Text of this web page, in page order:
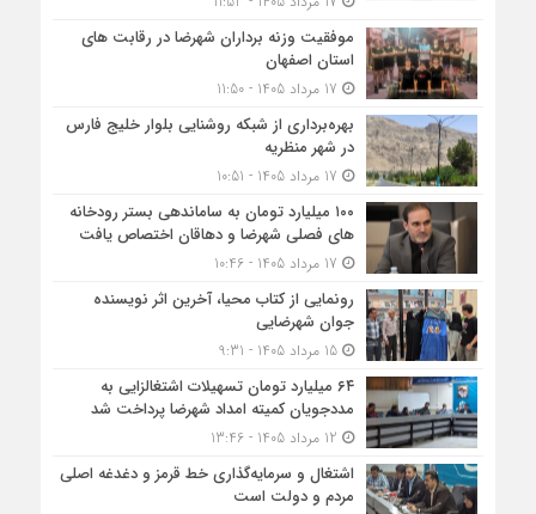
موفقیت وزنه برداران شهرضا در رقابت های
استان اصفهان
بهره‌برداری از شبکه روشنایی بلوار خلیج فارس
در شهر منظریه
۱۰۰ میلیارد تومان به ساماندهی بستر رودخانه
های فصلی شهرضا و دهاقان اختصاص یافت
رونمایی از کتاب محیا، آخرین اثر نویسنده
جوان شهرضایی
15 مرداد 1405 - 9:31
۶۴ میلیارد تومان تسهیلات اشتغالزایی به
مددجویان کمیته امداد شهرضا پرداخت شد
اشتغال و سرمایه‌گذاری خط قرمز و دغدغه اصلی
مردم و دولت است